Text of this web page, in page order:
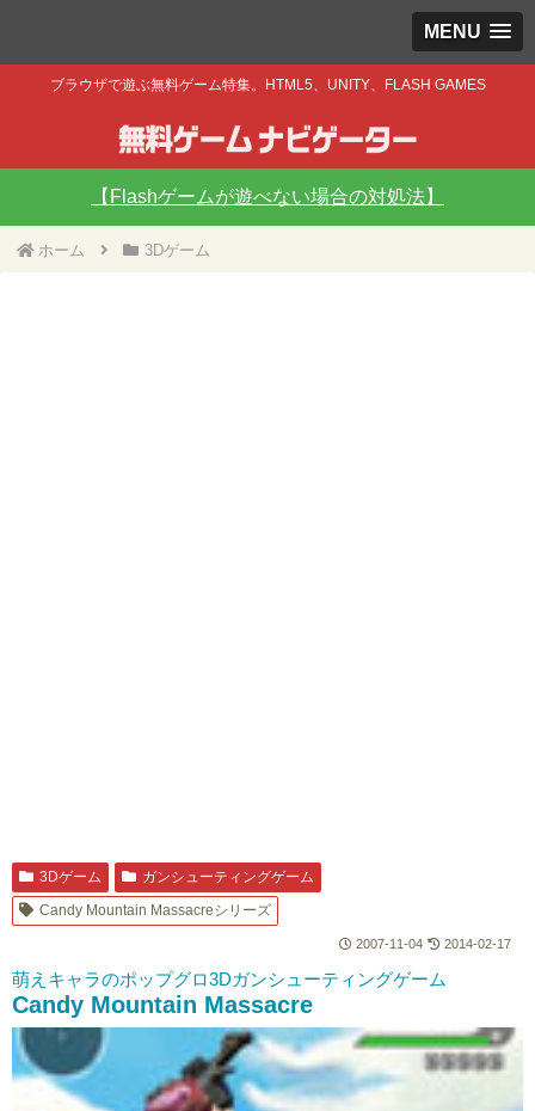
MENU
ブラウザで遊ぶ無料ゲーム特集。HTML5、UNITY、FLASH GAMES
【Flashゲームが遊べない場合の対処法】
ホーム 3Dゲーム
3Dゲーム
ガンシューティングゲーム
Candy Mountain Massacreシリーズ
2007-11-04 2014-02-17
萌えキャラのポップグロ3Dガンシューティングゲーム
Candy Mountain Massacre